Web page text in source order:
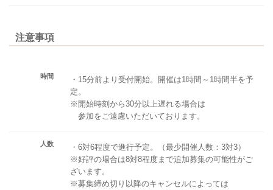
注意事項
時間
・15分前より受付開始。開催は1時間～1時間半を予
定。
※開始時刻から30分以上遅れる場合は
参加をご遠慮いただいております。
人数
・6対6程度で進行予定。（最少開催人数：3対3）
※好評の場合は8対8程度まで追加募集の可能性がご
ざいます。
※募集締め切り以降のキャンセルによっては